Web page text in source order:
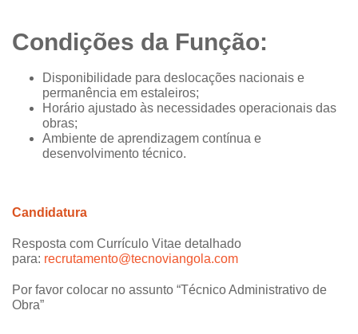
Condições da Função:
Disponibilidade para deslocações nacionais e
permanência em estaleiros;
Horário ajustado às necessidades operacionais das
obras;
Ambiente de aprendizagem contínua e
desenvolvimento técnico.
Candidatura
Resposta com Currículo Vitae detalhado
para: recrutamento@tecnoviangola.com
Por favor colocar no assunto “Técnico Administrativo de
Obra”